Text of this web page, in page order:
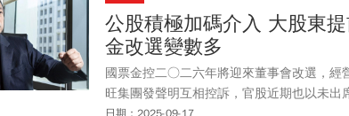
公股積極加碼介入 大股東
金改選變數多
國票金控二○二六年將迎來董事會改選，經
旺集團發聲明互相控訴，官股近期也以未出
日期：2025-09-17